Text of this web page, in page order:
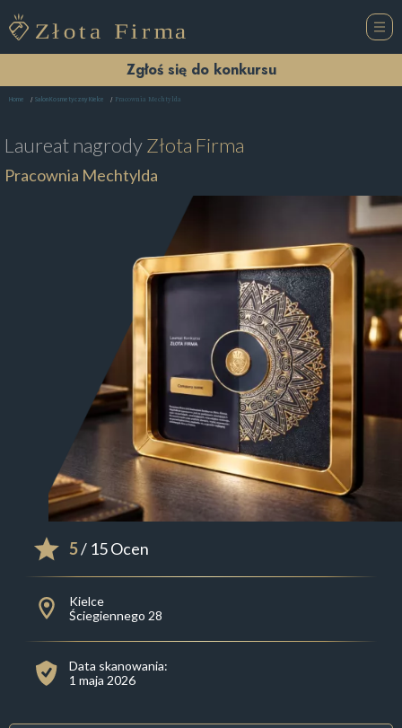
Zgłoś się do konkursu
Home Salon Kosmetyczny Kielce Pracownia Mechtylda
Laureat nagrodyZłota Firma
Pracownia Mechtylda
5/ 15 Ocen
Kielce
Ściegiennego 28
Data skanowania:
1 maja 2026